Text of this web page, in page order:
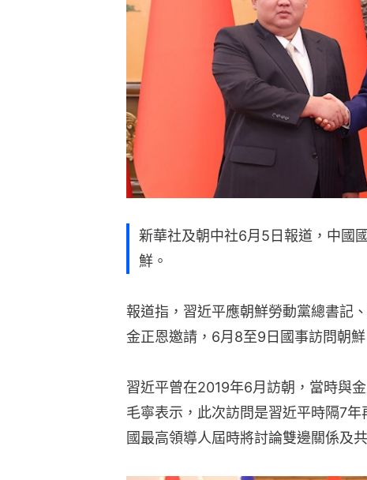
新華社及朝中社6月5日報道，中國
鮮。
報道指，習近平應朝鮮勞動黨總書記
金正恩邀請，6月8至9日國事訪問朝鮮
習近平曾在2019年6月訪朝，當時與
毛寧表示，此次訪問是習近平時隔7
國最高領導人屆時將討論雙邊關係及